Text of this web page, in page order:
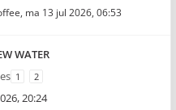
, ma 13 jul 2026, 06:53
WATER
1 2
20:24